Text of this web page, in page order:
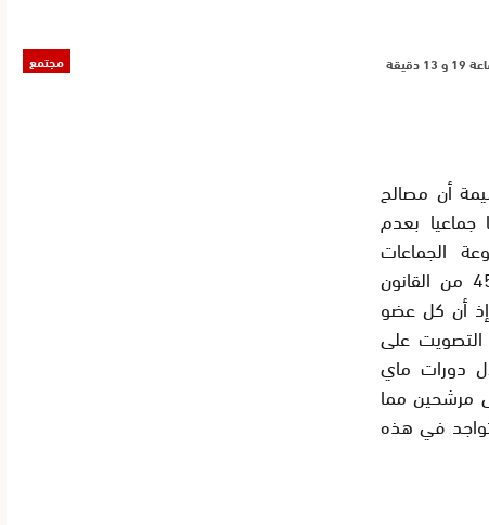
مجتمع
أن مصالح
أخبرت 13 مجلسا جماعيا بعدم
الجماعات
المكلفة بالصحة، لمخالفتهم للمادة 45 من القانون
التنظيمي للجماعات الترابية 113/14 إذ أن كل عضو
على
دورات ماي
مرشحين مما
في هذه